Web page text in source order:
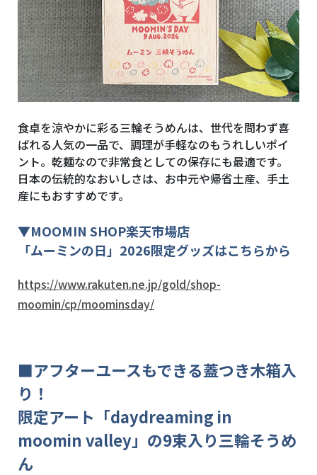
食卓を涼やかに彩る三輪そうめんは、世代を問わず喜
ばれる人気の一品で、調理が手軽なのもうれしいポイ
ント。乾麺なので非常食としての保存にも最適です。
日本の伝統的なおいしさは、お中元や帰省土産、手土
産にもおすすめです。
▼MOOMIN SHOP楽天市場店
「ムーミンの日」2026限定グッズはこちらから
https://www.rakuten.ne.jp/gold/shop-
moomin/cp/moominsday/
■アフターユースもできる蓋つき木箱入
り！
限定アート「daydreaming in
moomin valley」の9束入り三輪そうめ
ん